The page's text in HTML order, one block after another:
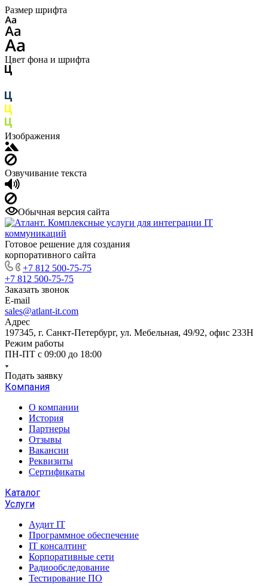
Размер шрифта
Цвет фона и шрифта
Изображения
Озвучивание текста
Обычная версия сайта
Готовое решение для создания
корпоративного сайта
+7 812 500-75-75
+7 812 500-75-75
Заказать звонок
E-mail
sales@atlant-it.com
Адрес
197345, г. Санкт-Петербург, ул. Мебельная, 49/92, офис 233Н
Режим работы
ПН-ПТ с 09:00 до 18:00
Подать заявку
Компания
О компании
История
Партнеры
Отзывы
Вакансии
Реквизиты
Сертификаты
Каталог
Услуги
Аудит IT
Программное обеспечение
IT консалтинг
Корпоративные сети
Радиообследование
Тестирование ПО